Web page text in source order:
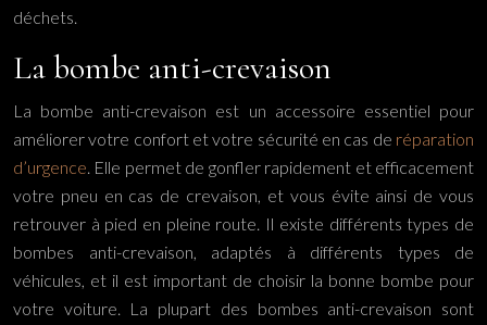
déchets.
La bombe anti-crevaison
La bombe anti-crevaison est un accessoire essentiel pour
améliorer votre confort et votre sécurité en cas de réparation
d’urgence. Elle permet de gonfler rapidement et efficacement
votre pneu en cas de crevaison, et vous évite ainsi de vous
retrouver à pied en pleine route. Il existe différents types de
bombes anti-crevaison, adaptés à différents types de
véhicules, et il est important de choisir la bonne bombe pour
votre voiture. La plupart des bombes anti-crevaison sont